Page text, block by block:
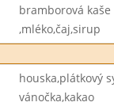
bramborová kaše
,mléko,čaj,sirup
houska,plátkový
vánočka,kakao